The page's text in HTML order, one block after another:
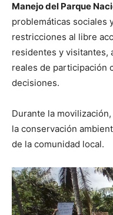
Manejo del Parque
problemáticas sociales
restricciones al libre
residentes y visitantes,
reales de participación
decisiones.
Durante la
la conservación
de la comunidad local.